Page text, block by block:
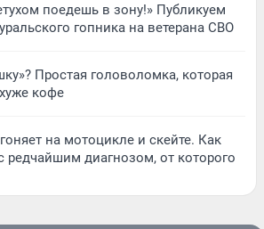
поедешь в зону!» Публикуем
гопника на ветерана СВО
Простая головоломка, которая
кофе
на мотоцикле и скейте. Как
редчайшим диагнозом, от которого